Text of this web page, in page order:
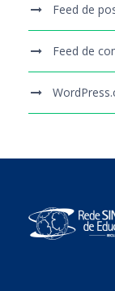
Feed de
Feed de